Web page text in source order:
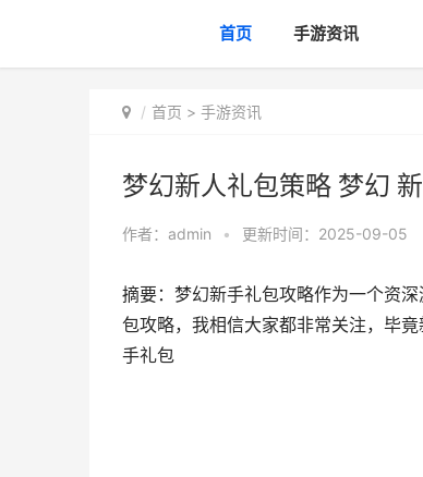
首页 手游资讯
首页 > 手游资讯
梦幻新人礼包策略 梦幻
作者： admin • 更新时间：2025-09-05
摘要：梦幻新手礼包攻略作为一个资
包攻略，我相信大家都非常关注，毕
手礼包